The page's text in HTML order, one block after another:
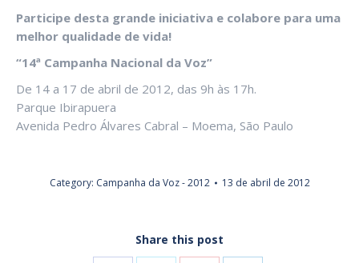
Participe desta grande iniciativa e colabore para uma
melhor qualidade de vida!
“14ª Campanha Nacional da Voz”
De 14 a 17 de abril de 2012, das 9h às 17h.
Parque Ibirapuera
Avenida Pedro Álvares Cabral – Moema, São Paulo
Category: Campanha da Voz - 2012 13 de abril de 2012
Share this post